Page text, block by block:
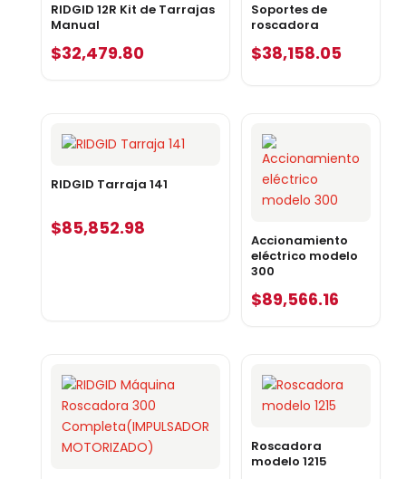
RIDGID 12R Kit de Tarrajas
Manual
$32,479.80
Soportes de
roscadora
$38,158.05
RIDGID Tarraja 141
$85,852.98
Accionamiento
eléctrico modelo
300
$89,566.16
Roscadora
modelo 1215